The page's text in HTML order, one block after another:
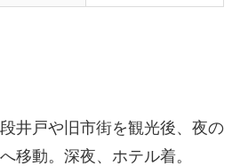
井戸や旧市街を観光後、夜の
移動。深夜、ホテル着。